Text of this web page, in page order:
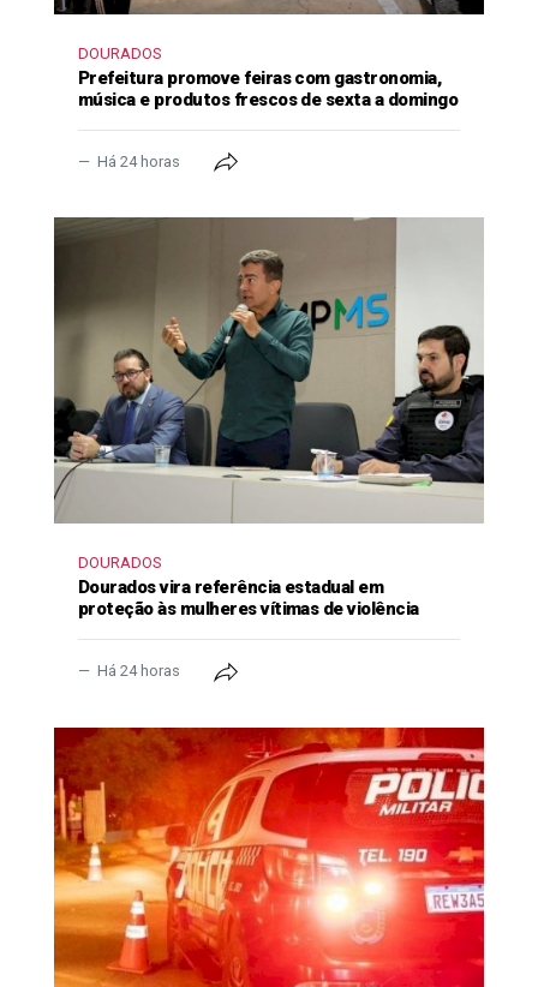
DOURADOS
Prefeitura promove feiras com gastronomia,
música e produtos frescos de sexta a domingo
Há 24 horas
DOURADOS
Dourados vira referência estadual em
proteção às mulheres vítimas de violência
Há 24 horas